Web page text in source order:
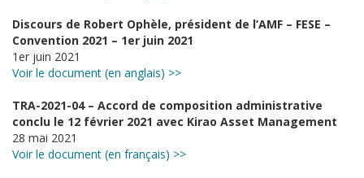
Discours de Robert Ophèle, président de l’AMF – FESE –
Convention 2021 – 1er juin 2021
1er juin 2021
Voir le document (en anglais) >>
TRA-2021-04 – Accord de composition administrative
conclu le 12 février 2021 avec Kirao Asset Management
28 mai 2021
Voir le document (en français) >>